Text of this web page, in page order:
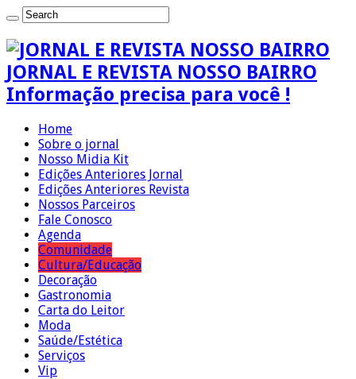
JORNAL E REVISTA NOSSO BAIRRO
Informação precisa para você !
Home
Sobre o jornal
Nosso Midia Kit
Edições Anteriores Jornal
Edições Anteriores Revista
Nossos Parceiros
Fale Conosco
Agenda
Comunidade
Cultura/Educação
Decoração
Gastronomia
Carta do Leitor
Moda
Saúde/Estética
Serviços
Vip